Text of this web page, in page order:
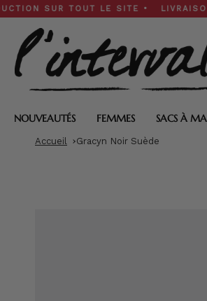
Skip
to
content
TOUT LE SITE • LIVRAISON
NOUVEAUTÉS FEMMES SACS À
Accueil Gracyn Noir Suède